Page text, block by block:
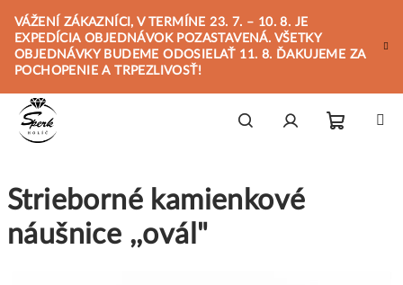
obsah
VÁŽENÍ ZÁKAZNÍCI, V TERMÍNE 23. 7. – 10. 8. JE
EXPEDÍCIA OBJEDNÁVOK POZASTAVENÁ. VŠETKY
OBJEDNÁVKY BUDEME ODOSIELAŤ 11. 8. ĎAKUJEME ZA
POCHOPENIE A TRPEZLIVOSŤ!
Strieborné kamienkové
náušnice ,,ovál"